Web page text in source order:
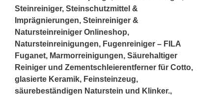
Steinreiniger, Steinschutzmittel &
Imprägnierungen, Steinreiniger &
Natursteinreiniger Onlineshop,
Natursteinreinigungen, Fugenreiniger – FILA
Fuganet, Marmorreinigungen, Säurehaltiger
Reiniger und Zementschleierentferner für Cotto,
glasierte Keramik, Feinsteinzeug,
säurebeständigen Naturstein und Klinker.,